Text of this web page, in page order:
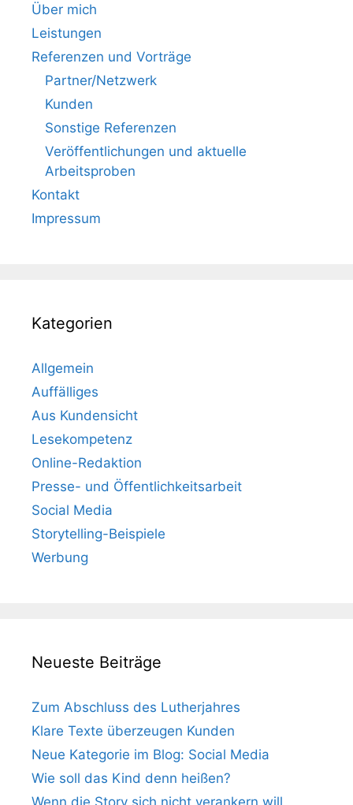
Über mich
Leistungen
Referenzen und Vorträge
Partner/Netzwerk
Kunden
Sonstige Referenzen
Veröffentlichungen und aktuelle
Arbeitsproben
Kontakt
Impressum
Kategorien
Allgemein
Auffälliges
Aus Kundensicht
Lesekompetenz
Online-Redaktion
Presse- und Öffentlichkeitsarbeit
Social Media
Storytelling-Beispiele
Werbung
Neueste Beiträge
Zum Abschluss des Lutherjahres
Klare Texte überzeugen Kunden
Neue Kategorie im Blog: Social Media
Wie soll das Kind denn heißen?
Wenn die Story sich nicht verankern will